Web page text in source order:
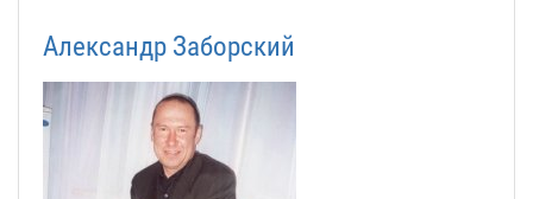
Александр Заборский